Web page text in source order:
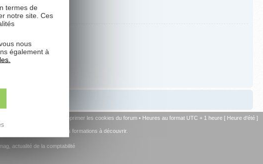
Supprimer les cookies du forum • Heures au format UTC + 1 heure [ Heure d’été ]
. + de 15 autres formations à découvrir.
actualité de la comptabilité
termes de
notre site. Ces
nous
également à